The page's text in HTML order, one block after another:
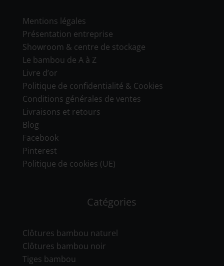
Mentions légales
Présentation entreprise
Showroom & centre de stockage
Le bambou de A à Z
Livre d’or
Politique de confidentialité & Cookies
Conditions générales de ventes
Livraisons et retours
Blog
Facebook
Pinterest
Politique de cookies (UE)
Catégories
Clôtures bambou naturel
Clôtures bambou noir
Tiges bambou